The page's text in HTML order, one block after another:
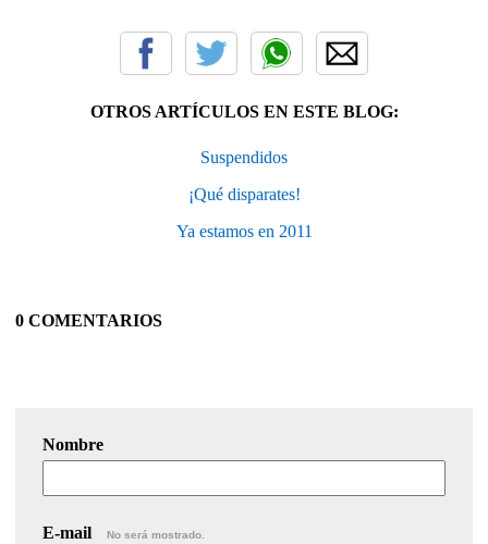
OTROS ARTÍCULOS EN ESTE BLOG:
Suspendidos
¡Qué disparates!
Ya estamos en 2011
0 COMENTARIOS
Nombre
E-mail No será mostrado.